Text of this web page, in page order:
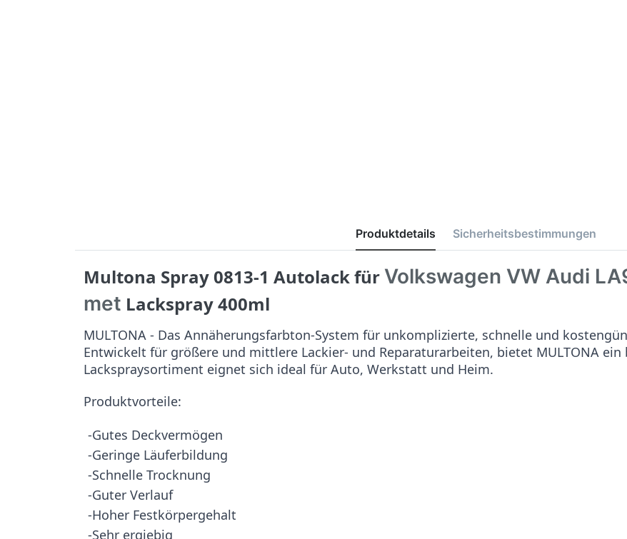
Produktdetails Sicherheitsbestimmungen
Multona Spray 0813-1 Autolack für Volkswagen VW Audi
met Lackspray 400ml
MULTONA - Das Annäherungsfarbton-System für unkomplizierte, schnelle und
Entwickelt für größere und mittlere Lackier- und Reparaturarbeiten, bietet MULTONA
Lackspraysortiment eignet sich ideal für Auto, Werkstatt und Heim.
Produktvorteile:
-Gutes Deckvermögen
-Geringe Läuferbildung
-Schnelle Trocknung
-Guter Verlauf
-Hoher Festkörpergehalt
-Sehr ergiebig